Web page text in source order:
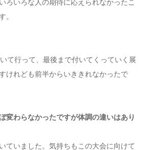
ろいろな人の期待に応えられなかったこ
。
て行って、最後まで付いてくっていく展
けれども前半からいききれなかったで
変わらなかったですが体調の違いはあり
ていました。気持ちもこの大会に向けて